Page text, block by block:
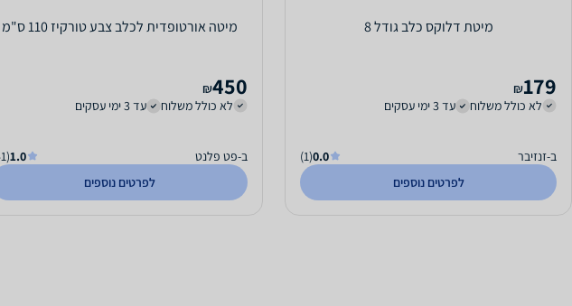
מיטת דלוקס כלב גודל 8
179
₪
לא כולל משלוח
עד 3 ימי עסקים
ב-זנזיבר 0.0
(1)
לפרטים נוספים
מיטה אורטופדית לכלב צבע טורקיז 110 ס"מ
450
₪
לא כולל משלוח
עד 3 ימי עסקים
ב-פט פלנט 1.0
(41)
לפרטים נוספים